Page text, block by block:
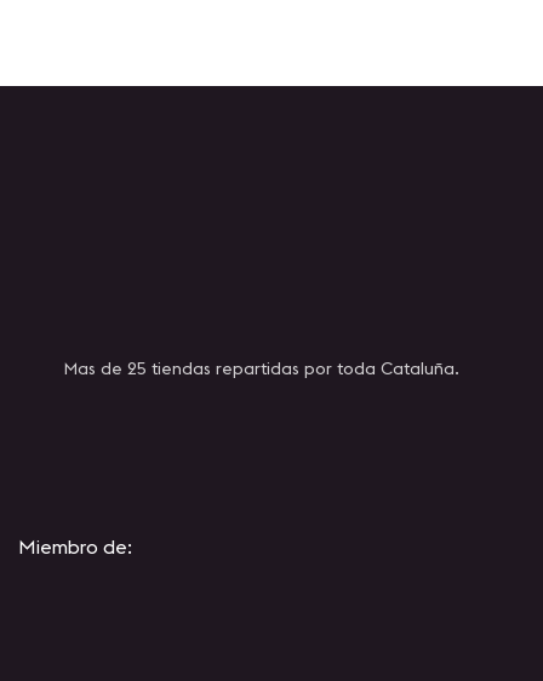
Mas de 25 tiendas repartidas por toda Cataluña.
Miembro de: